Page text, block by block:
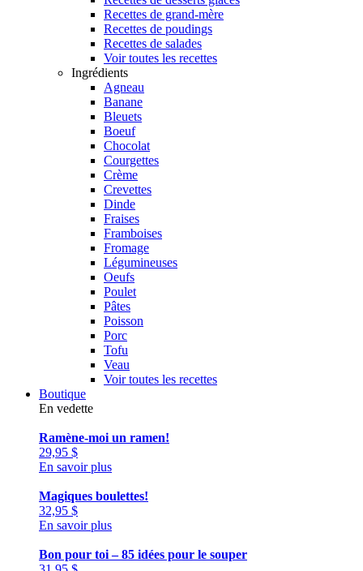
Recettes de grand-mère
Recettes de poudings
Recettes de salades
Voir toutes les recettes
Ingrédients
Agneau
Banane
Bleuets
Boeuf
Chocolat
Courgettes
Crème
Crevettes
Dinde
Fraises
Framboises
Fromage
Légumineuses
Oeufs
Poulet
Pâtes
Poisson
Porc
Tofu
Veau
Voir toutes les recettes
Boutique
En vedette
Ramène-moi un ramen!
29,95 $
En savoir plus
Magiques boulettes!
32,95 $
En savoir plus
Bon pour toi – 85 idées pour le souper